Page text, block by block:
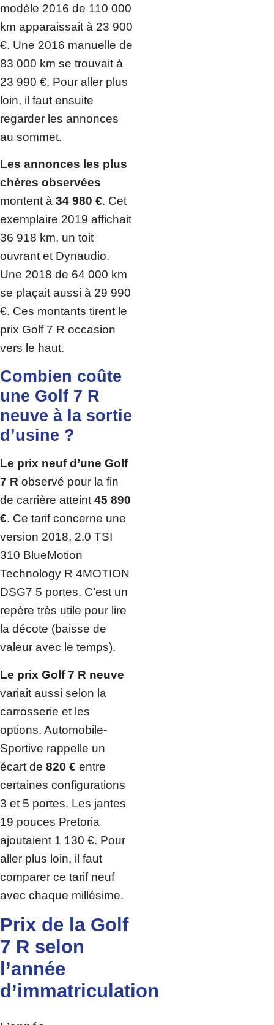
modèle 2016 de 110 000
km apparaissait à 23 900
€. Une 2016 manuelle de
83 000 km se trouvait à
23 990 €. Pour aller plus
loin, il faut ensuite
regarder les annonces
au sommet.
Les annonces les plus
chères observées
montent à 34 980 €. Cet
exemplaire 2019 affichait
36 918 km, un toit
ouvrant et Dynaudio.
Une 2018 de 64 000 km
se plaçait aussi à 29 990
€. Ces montants tirent le
prix Golf 7 R occasion
vers le haut.
Combien coûte
une Golf 7 R
neuve à la sortie
d’usine ?
Le prix neuf d’une Golf
7 R observé pour la fin
de carrière atteint 45 890
€. Ce tarif concerne une
version 2018, 2.0 TSI
310 BlueMotion
Technology R 4MOTION
DSG7 5 portes. C’est un
repère très utile pour lire
la décote (baisse de
valeur avec le temps).
Le prix Golf 7 R neuve
variait aussi selon la
carrosserie et les
options. Automobile-
Sportive rappelle un
écart de 820 € entre
certaines configurations
3 et 5 portes. Les jantes
19 pouces Pretoria
ajoutaient 1 130 €. Pour
aller plus loin, il faut
comparer ce tarif neuf
avec chaque millésime.
Prix de la Golf
7 R selon
l’année
d’immatriculation